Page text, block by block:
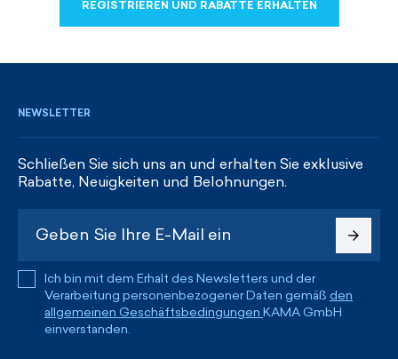
REGISTRIEREN UND RABATTE ERHALTEN
NEWSLETTER
Schließen Sie sich uns an und erhalten Sie exklusive
Rabatte, Neuigkeiten und Belohnungen.
Ich bin mit dem Erhalt des Newsletters und der
Verarbeitung personenbezogener Daten gemäß den
allgemeinen Geschäftsbedingungen KAMA GmbH
einverstanden.